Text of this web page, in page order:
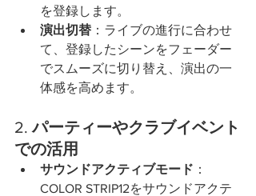
を登録します。
演出切替 ：ライブの進行に合わせ
て、登録したシーンをフェーダー
でスムーズに切り替え、演出の一
体感を高めます。
2. パーティーやクラブイベント
での活用
サウンドアクティブモード ：
COLOR STRIP12をサウンドアクテ